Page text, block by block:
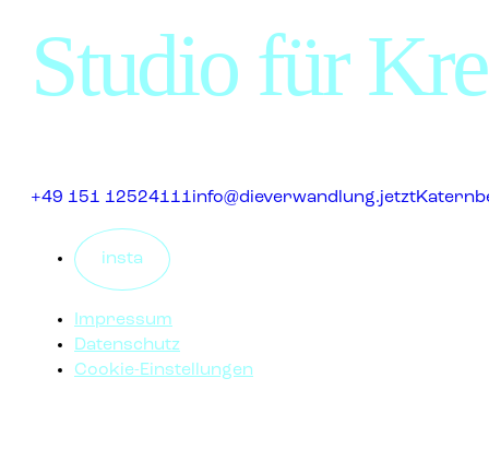
Studio für
+49 151 12524111info@dieverwandlung.jetzt
insta
Impressum
Datenschutz
Cookie-Einstellungen